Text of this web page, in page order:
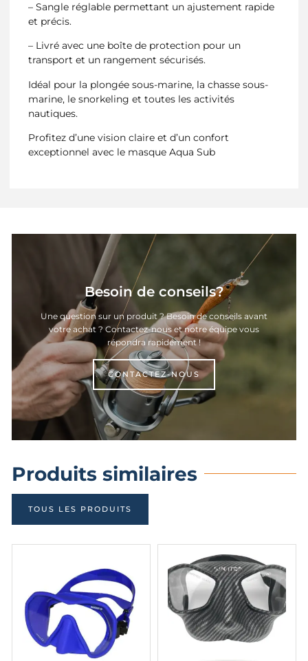
– Sangle réglable permettant un ajustement rapide
et précis.
– Livré avec une boîte de protection pour un
transport et un rangement sécurisés.
Idéal pour la plongée sous-marine, la chasse sous-
marine, le snorkeling et toutes les activités
nautiques.
Profitez d’une vision claire et d’un confort
exceptionnel avec le masque Aqua Sub
Besoin de conseils?
Une question sur un produit ? Besoin de conseils avant
votre achat ? Contactez-nous et notre équipe vous
répondra rapidement !
CONTACTEZ-NOUS
Produits similaires
TOUS LES PRODUITS